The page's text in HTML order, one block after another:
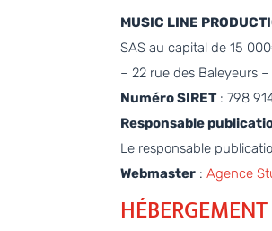
MUSIC LINE
SAS au capital de 15
– 22 rue des Baleyeurs
Numéro SIRET: 798
Responsable
Le responsable
Webmaster :Agence
HÉBERGEMENT